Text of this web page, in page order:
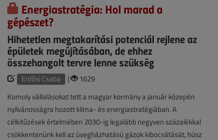
Energiastratégia: Hol marad a
gépészet?
Hihetetlen megtakarítási potenciál rejlene az
épületek megújításában, de ehhez
összehangolt tervre lenne szükség
Erdősi Csaba |
1629
Komoly vállalásokat tett a magyar kormány a január közepén
nyilvánosságra hozott klíma- és energiastratégiában. A
célkitűzések értelmében 2030-ig legalább negyven százalékkal
csökkentenünk kell az üvegházhatású gázok kibocsátását, húsz